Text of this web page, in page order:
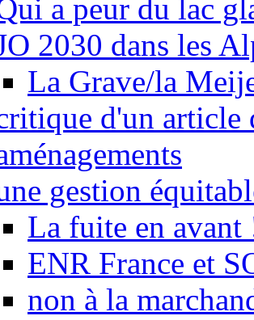
a peur du lac
2030 dans les
La Grave/la
d'un article
gestion
La fuite en avant
ENR France et
non à la